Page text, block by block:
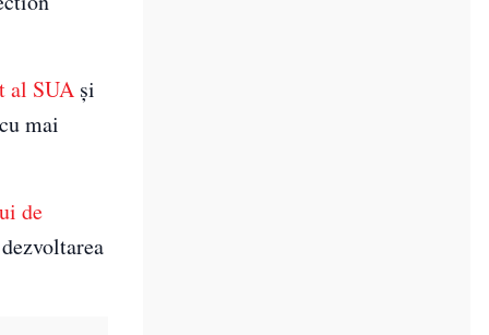
al SUA și
mai
de